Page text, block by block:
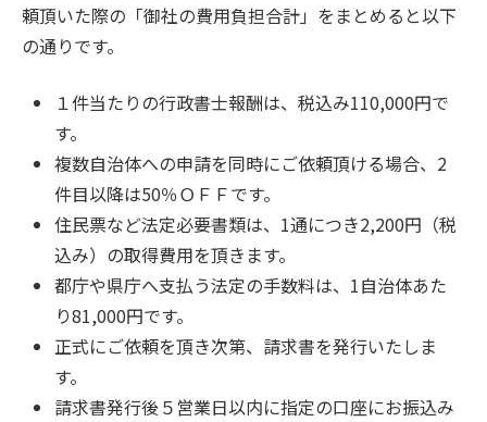
頼頂いた際の「御社の費用負担合計」をまとめると以下
の通りです。
１件当たりの行政書士報酬は、税込み110,000円で
す。
複数自治体への申請を同時にご依頼頂ける場合、2
件目以降は50％ＯＦＦです。
住民票など法定必要書類は、1通につき2,200円（税
込み）の取得費用を頂きます。
都庁や県庁へ支払う法定の手数料は、1自治体あた
り81,000円です。
正式にご依頼を頂き次第、請求書を発行いたしま
す。
請求書発行後５営業日以内に指定の口座にお振込み